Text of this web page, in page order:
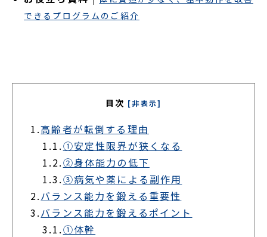
できるプログラムのご紹介
目次 [非表示]
1.高齢者が転倒する理由
1.1.①安定性限界が狭くなる
1.2.②身体能力の低下
1.3.③病気や薬による副作用
2.バランス能力を鍛える重要性
3.バランス能力を鍛えるポイント
3.1.①体幹